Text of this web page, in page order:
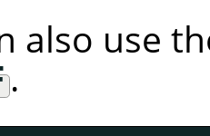
also use
.